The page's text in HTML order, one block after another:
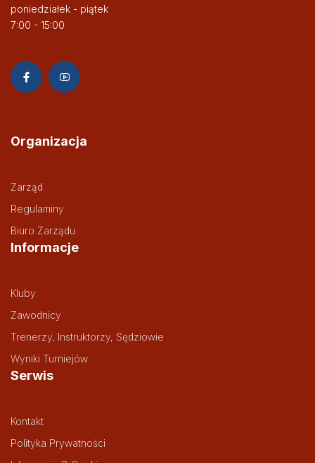
poniedziałek - piątek
7:00 - 15:00
Organizacja
Zarząd
Regulaminy
Biuro Zarządu
Informacje
Kluby
Zawodnicy
Trenerzy, Instruktorzy, Sędziowie
Wyniki Turniejów
Serwis
Kontakt
Polityka Prywatności